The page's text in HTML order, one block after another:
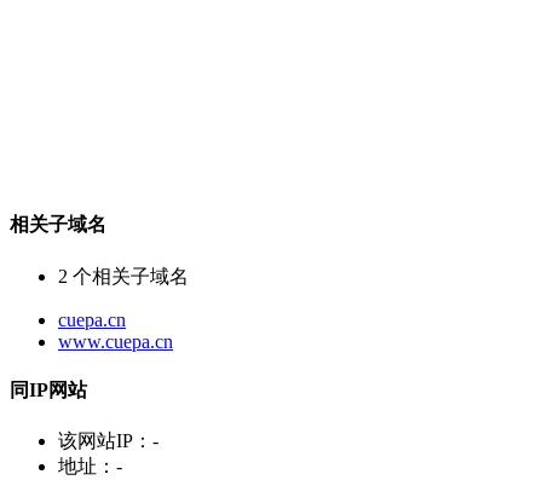
相关子域名
2 个相关子域名
cuepa.cn
www.cuepa.cn
同IP网站
该网站IP： -
地址： -